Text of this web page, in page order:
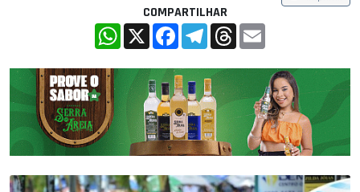
COMPARTILHAR
WhatsApp
X FacebookTelegramThreads